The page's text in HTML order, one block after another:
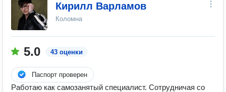
Кирилл Варламов
Коломна
5.0 43 оценки
Паспорт проверен
Работаю как самозанятый специалист. Сотрудничая со